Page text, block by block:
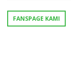
FANSPAGE KAMI